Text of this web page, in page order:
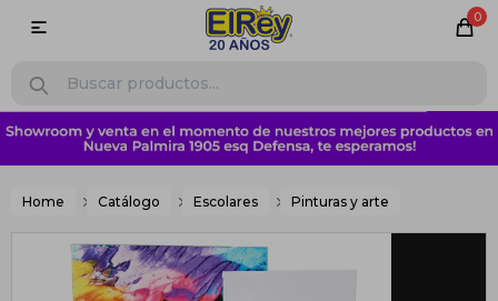
0

Home Catálogo Escolares Pinturas y arte